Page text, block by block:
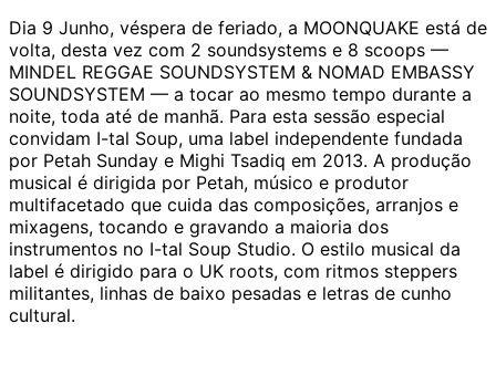
Dia 9 Junho, véspera de feriado, a MOONQUAKE está de
volta, desta vez com 2 soundsystems e 8 scoops —
MINDEL REGGAE SOUNDSYSTEM & NOMAD EMBASSY
SOUNDSYSTEM — a tocar ao mesmo tempo durante a
noite, toda até de manhã. Para esta sessão especial
convidam I-tal Soup, uma label independente fundada
por Petah Sunday e Mighi Tsadiq em 2013. A produção
musical é dirigida por Petah, músico e produtor
multifacetado que cuida das composições, arranjos e
mixagens, tocando e gravando a maioria dos
instrumentos no I-tal Soup Studio. O estilo musical da
label é dirigido para o UK roots, com ritmos steppers
militantes, linhas de baixo pesadas e letras de cunho
cultural.